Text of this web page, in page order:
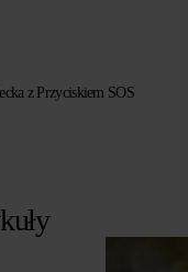
z Przyciskiem SOS